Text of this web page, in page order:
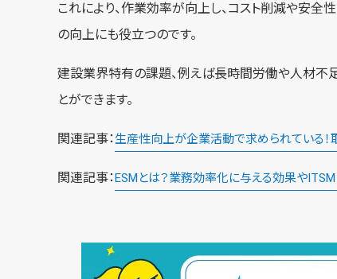
これにより、作業効率が向上し、コスト削減や安
の向上にも役立つのです。
建設業界特有の課題、例えば長時間労働や人材不
とができます。
関連記事：生産性向上が企業活動で求められている！
関連記事：ESMとは？業務効率化に与える効果や